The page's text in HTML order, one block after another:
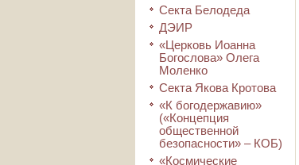
Секта Белодеда
ДЭИР
«Церковь Иоанна
Богослова» Олега
Моленко
Секта Якова Кротова
«К богодержавию»
(«Концепция
общественной
безопасности» – КОБ)
«Космические